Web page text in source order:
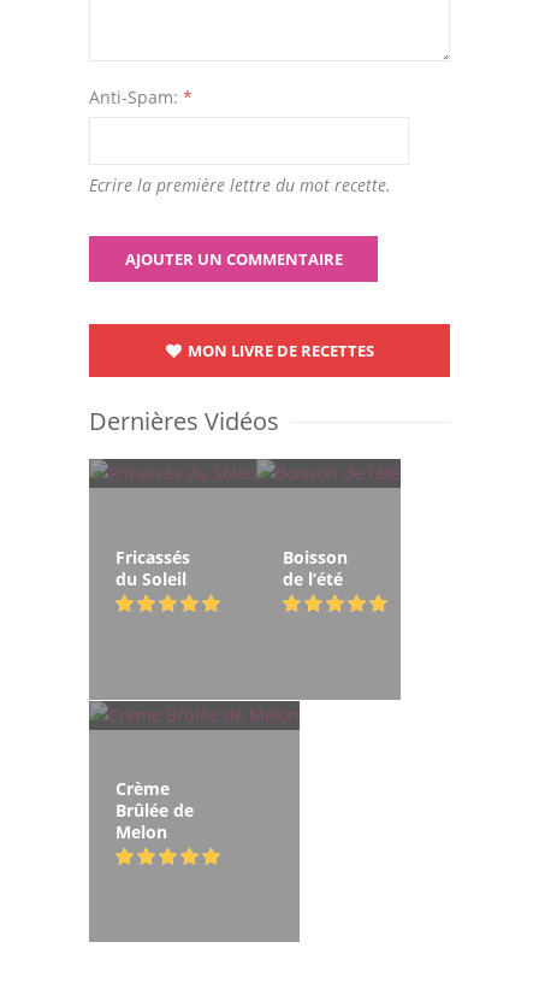
Anti-Spam: *
Ecrire la première lettre du mot recette.
MON LIVRE DE RECETTES
Dernières Vidéos
Fricassés
du Soleil
Boisson
de l’été
Crème
Brûlée de
Melon